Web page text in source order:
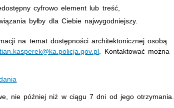
cyfrowo element lub treść,
byłby dla Ciebie najwygodniejszy.
na temat dostępności architektonicznej osobą
. Kontaktować można
nie później niż w ciągu 7 dni od jego otrzymania.